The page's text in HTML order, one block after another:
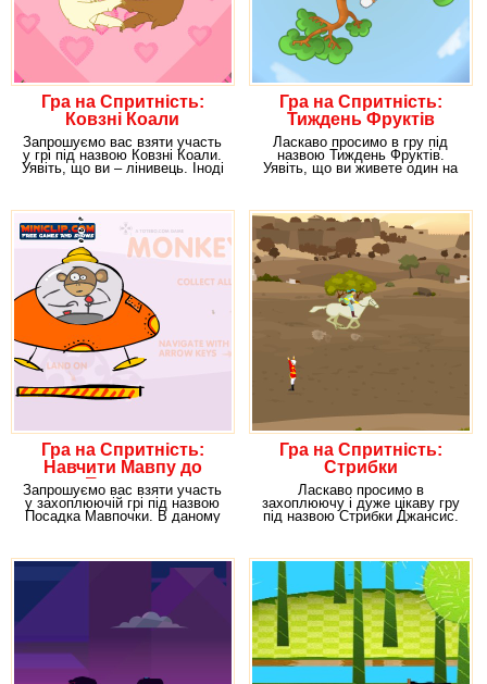
Гра на Спритність:
Ковзні Коали
Запрошуємо вас взяти участь
у грі під назвою Ковзні Коали.
Уявіть, що ви – лінивець. Іноді
Гра на Спритність:
Тиждень Фруктів
Ласкаво просимо в гру під
назвою Тиждень Фруктів.
Уявіть, що ви живете один на
Гра на Спритність:
Навчити Мавпу до
Польоту
Запрошуємо вас взяти участь
у захоплюючій грі під назвою
Посадка Мавпочки. В даному
Гра на Спритність:
Стрибки
Ласкаво просимо в
захоплюючу і дуже цікаву гру
під назвою Стрибки Джансис.